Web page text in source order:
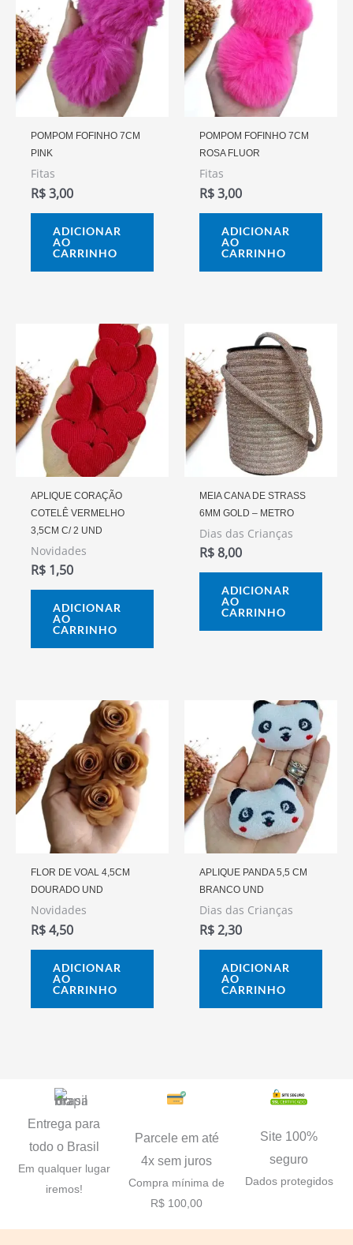
POMPOM FOFINHO 7CM
PINK
Fitas
R$3,00
ADICIONAR
AO
CARRINHO
POMPOM FOFINHO 7CM
ROSA FLUOR
Fitas
R$3,00
ADICIONAR
AO
CARRINHO
APLIQUE CORAÇÃO
COTELÊ VERMELHO
3,5CM C/ 2 UND
Novidades
R$ 1,50
ADICIONAR
AO
CARRINHO
MEIA CANA DE STRASS
6MM GOLD – METRO
Dias das Crianças
R$8,00
ADICIONAR
AO
CARRINHO
FLOR DE VOAL 4,5CM
DOURADO UND
Novidades
R$4,50
ADICIONAR
AO
CARRINHO
APLIQUE PANDA 5,5 CM
BRANCO UND
Dias das Crianças
R$2,30
ADICIONAR
AO
CARRINHO
Entrega para
todo o Brasil
Em qualquer lugar
iremos!
Parcele em até
4x sem juros
Compra mínima de
R$ 100,00
Site 100%
seguro
Dados protegidos